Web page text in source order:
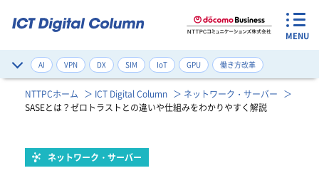
MENU
AI VPN DX SIM IoT GPU 働き方改革
サイバー攻撃対策 デジタルツイン ネットワーク構築改善
ゼロトラスト 健康管理 注目のワード一覧
NTTPCホーム ICT Digital Column
ネットワーク・サーバー
SASEとは？ゼロトラストとの違いや仕組みをわかりやすく解説
ネットワーク・サーバー